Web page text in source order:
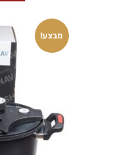
מבצע!